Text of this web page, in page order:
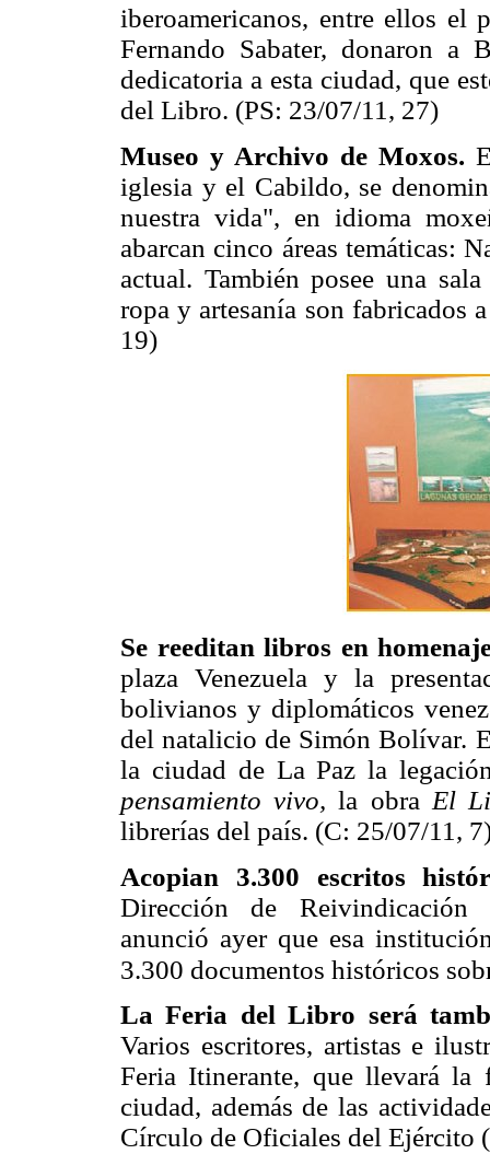
iberoamericanos, entre ellos el
Fernando Sabater, donaron a
dedicatoria a esta ciudad, que
del Libro. (PS: 23/07/11, 27)
Museo y Archivo de Moxos.
iglesia y el Cabildo, se
nuestra vida", en idioma
abarcan cinco áreas temáticas:
actual. También posee una
ropa y artesanía son fabricados
19)
Se reeditan libros en
plaza Venezuela y la
bolivianos y diplomáticos
del natalicio de Simón Bolívar.
la ciudad de La Paz la
pensamiento vivo,la obra El
librerías del país. (C: 25/07/11,
Acopian 3.300 escritos
Dirección de Reivindicación
anunció ayer que esa
3.300 documentos históricos
La Feria del Libro será
Varios escritores, artistas e
Feria Itinerante, que llevará
ciudad, además de las
Círculo de Oficiales del Ejército